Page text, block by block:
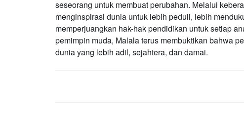
seseorang untuk membuat perubahan. Melalui
menginspirasi dunia untuk lebih peduli, lebih
memperjuangkan hak-hak pendidikan untuk setiap
pemimpin muda, Malala terus membuktikan bahwa
dunia yang lebih adil, sejahtera, dan damai.